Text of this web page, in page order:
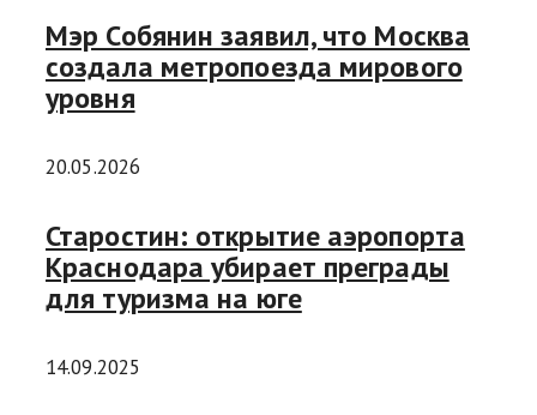
Мэр Собянин заявил, что Москва
создала метропоезда мирового
уровня
20.05.2026
Старостин: открытие аэропорта
Краснодара убирает преграды
для туризма на юге
14.09.2025